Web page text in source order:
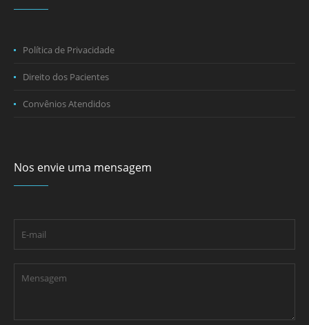
Política de Privacidade
Direito dos Pacientes
Convênios Atendidos
Nos envie uma mensagem